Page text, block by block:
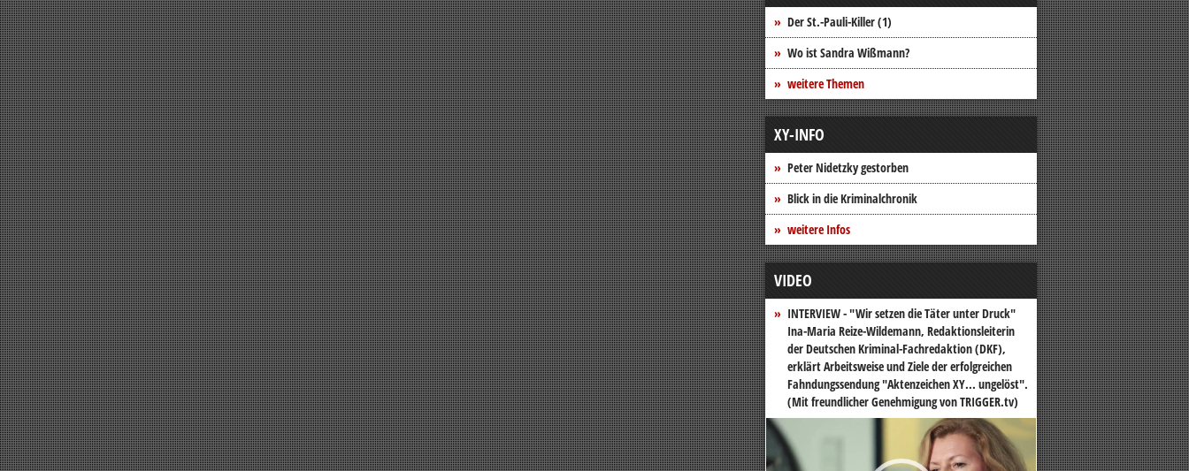
Der St.-Pauli-Killer (1)
Wo ist Sandra Wißmann?
weitere Themen
XY-INFO
Peter Nidetzky gestorben
Blick in die Kriminalchronik
weitere Infos
VIDEO
INTERVIEW - "Wir setzen die Täter unter Druck"
Ina-Maria Reize-Wildemann, Redaktionsleiterin
der Deutschen Kriminal-Fachredaktion (DKF),
erklärt Arbeitsweise und Ziele der erfolgreichen
Fahndungssendung "Aktenzeichen XY... ungelöst".
(Mit freundlicher Genehmigung von TRIGGER.tv)
Video-
Player